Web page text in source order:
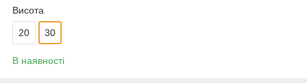
Висота
20 30
В наявності